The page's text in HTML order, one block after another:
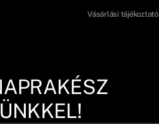
Vásárlási tájékoztató